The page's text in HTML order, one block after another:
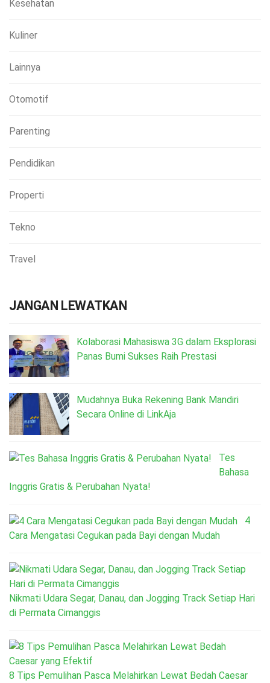
Kesehatan
Kuliner
Lainnya
Otomotif
Parenting
Pendidikan
Properti
Tekno
Travel
JANGAN LEWATKAN
Kolaborasi Mahasiswa 3G dalam Eksplorasi
Panas Bumi Sukses Raih Prestasi
Mudahnya Buka Rekening Bank Mandiri
Secara Online di LinkAja
Tes
Bahasa
Inggris Gratis & Perubahan Nyata!
4
Cara Mengatasi Cegukan pada Bayi dengan Mudah
Nikmati Udara Segar, Danau, dan Jogging Track Setiap Hari
di Permata Cimanggis
8 Tips Pemulihan Pasca Melahirkan Lewat Bedah Caesar